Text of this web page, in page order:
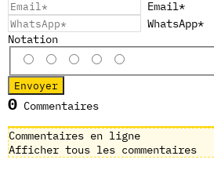
Email*
WhatsApp*
Notation
0 Commentaires
Commentaires en ligne
Afficher tous les commentaires